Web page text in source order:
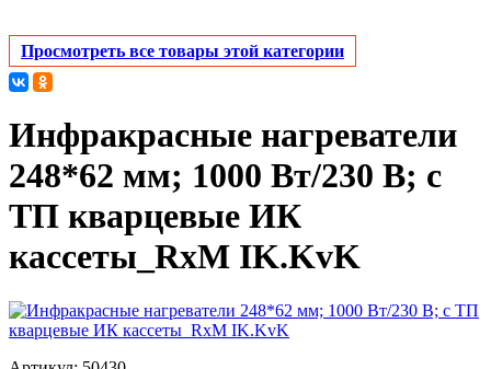
Просмотреть все товары этой категории
Инфракрасные нагреватели
248*62 мм; 1000 Вт/230 В; с
ТП кварцевые ИК
кассеты_RxM IK.KvK